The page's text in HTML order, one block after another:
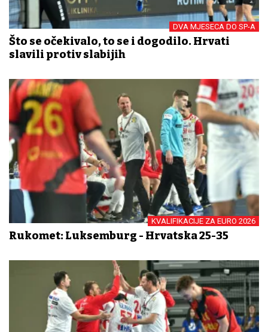
DVA MJESECA DO SP-A
Što se očekivalo, to se i dogodilo. Hrvati
slavili protiv slabijih
KVALIFIKACIJE ZA EURO 2026
Rukomet: Luksemburg - Hrvatska 25-35